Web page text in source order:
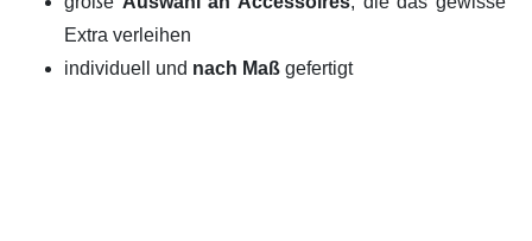
Extra verleihen
individuell und nach Maßgefertigt